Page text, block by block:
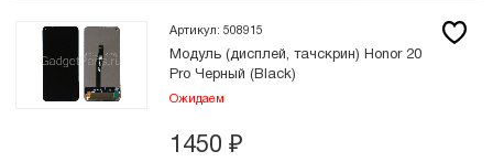
Артикул: 508915
Модуль (дисплей, тачскрин) Honor 20
Pro Черный (Black)
Ожидаем
1450 ₽